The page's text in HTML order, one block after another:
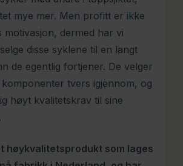
mye mer. Men profitt er ikke
motivasjon, dermed har vi
disse syklene til en langt
de egentlig fortjener. De velger
tvers igjennom, og
høyt kvalitetskrav til sine
høykvalitetsprodukt som lages